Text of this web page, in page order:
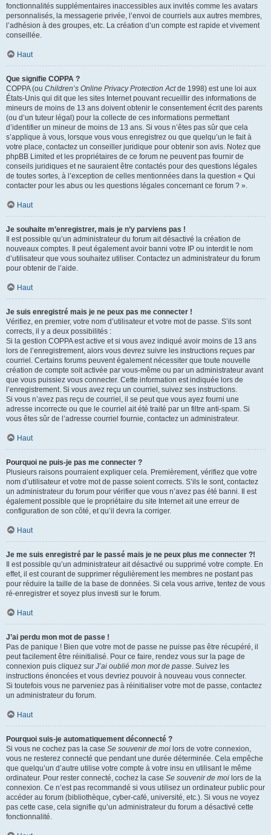
fonctionnalités supplémentaires inaccessibles aux invités comme les avatars
personnalisés, la messagerie privée, l’envoi de courriels aux autres membres,
l’adhésion à des groupes, etc. La création d’un compte est rapide et vivement
conseillée.
Haut
Que signifie COPPA ?
COPPA (ou Children’s Online Privacy Protection Actde 1998) est une loi aux
États-Unis qui dit que les sites Internet pouvant recueillir des informations de
mineurs de moins de 13 ans doivent obtenir le consentement écrit des parents
(ou d’un tuteur légal) pour la collecte de ces informations permettant
d’identifier un mineur de moins de 13 ans. Si vous n’êtes pas sûr que cela
s’applique à vous, lorsque vous vous enregistrez ou que quelqu’un le fait à
votre place, contactez un conseiller juridique pour obtenir son avis. Notez que
phpBB Limited et les propriétaires de ce forum ne peuvent pas fournir de
conseils juridiques et ne sauraient être contactés pour des questions légales
de toutes sortes, à l’exception de celles mentionnées dans la question « Qui
contacter pour les abus ou les questions légales concernant ce forum ? ».
Haut
Je souhaite m’enregistrer, mais je n’y parviens pas !
Il est possible qu’un administrateur du forum ait désactivé la création de
nouveaux comptes. Il peut également avoir banni votre IP ou interdit le nom
d’utilisateur que vous souhaitez utiliser. Contactez un administrateur du forum
pour obtenir de l’aide.
Haut
Je suis enregistré mais je ne peux pas me connecter !
Vérifiez, en premier, votre nom d’utilisateur et votre mot de passe. S’ils sont
corrects, il y a deux possibilités :
Si la gestion COPPA est active et si vous avez indiqué avoir moins de 13 ans
lors de l’enregistrement, alors vous devrez suivre les instructions reçues par
courriel. Certains forums peuvent également nécessiter que toute nouvelle
création de compte soit activée par vous-même ou par un administrateur avant
que vous puissiez vous connecter. Cette information est indiquée lors de
l’enregistrement. Si vous avez reçu un courriel, suivez ses instructions.
Si vous n’avez pas reçu de courriel, il se peut que vous ayez fourni une
adresse incorrecte ou que le courriel ait été traité par un filtre anti-spam. Si
vous êtes sûr de l’adresse courriel fournie, contactez un administrateur.
Haut
Pourquoi ne puis-je pas me connecter ?
Plusieurs raisons pourraient expliquer cela. Premièrement, vérifiez que votre
nom d’utilisateur et votre mot de passe soient corrects. S’ils le sont, contactez
un administrateur du forum pour vérifier que vous n’avez pas été banni. Il est
également possible que le propriétaire du site Internet ait une erreur de
configuration de son côté, et qu’il devra la corriger.
Haut
Je me suis enregistré par le passé mais je ne peux plus me connecter ?!
Il est possible qu’un administrateur ait désactivé ou supprimé votre compte. En
effet, il est courant de supprimer régulièrement les membres ne postant pas
pour réduire la taille de la base de données. Si cela vous arrive, tentez de vous
ré-enregistrer et soyez plus investi sur le forum.
Haut
J’ai perdu mon mot de passe !
Pas de panique ! Bien que votre mot de passe ne puisse pas être récupéré, il
peut facilement être réinitialisé. Pour ce faire, rendez vous sur la page de
connexion puis cliquez sur J’ai oublié mon mot de passe. Suivez les
instructions énoncées et vous devriez pouvoir à nouveau vous connecter.
Si toutefois vous ne parveniez pas à réinitialiser votre mot de passe, contactez
un administrateur du forum.
Haut
Pourquoi suis-je automatiquement déconnecté ?
Si vous ne cochez pas la case Se souvenir de moi lors de votre connexion,
vous ne resterez connecté que pendant une durée déterminée. Cela empêche
que quelqu’un d’autre utilise votre compte à votre insu en utilisant le même
ordinateur. Pour rester connecté, cochez la case Se souvenir de moi lors de la
connexion. Ce n’est pas recommandé si vous utilisez un ordinateur public pour
accéder au forum (bibliothèque, cyber-café, université, etc.). Si vous ne voyez
pas cette case, cela signifie qu’un administrateur du forum a désactivé cette
fonctionnalité.